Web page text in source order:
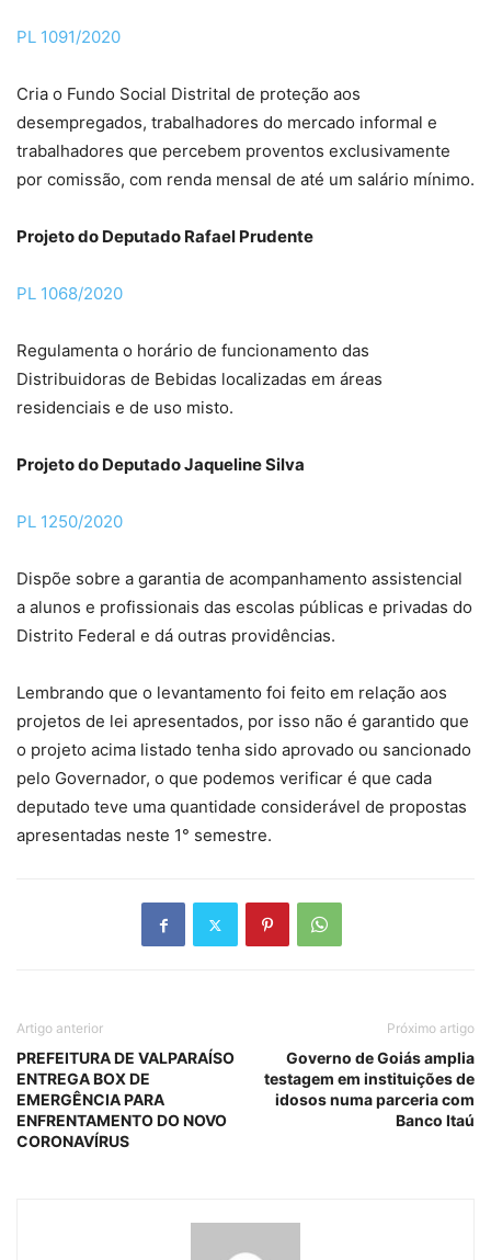
PL 1091/2020
Cria o Fundo Social Distrital de proteção aos
desempregados, trabalhadores do mercado informal e
trabalhadores que percebem proventos exclusivamente
por comissão, com renda mensal de até um salário mínimo.
Projeto do Deputado Rafael Prudente
PL 1068/2020
Regulamenta o horário de funcionamento das
Distribuidoras de Bebidas localizadas em áreas
residenciais e de uso misto.
Projeto do Deputado Jaqueline Silva
PL 1250/2020
Dispõe sobre a garantia de acompanhamento assistencial
a alunos e profissionais das escolas públicas e privadas do
Distrito Federal e dá outras providências.
Lembrando que o levantamento foi feito em relação aos
projetos de lei apresentados, por isso não é garantido que
o projeto acima listado tenha sido aprovado ou sancionado
pelo Governador, o que podemos verificar é que cada
deputado teve uma quantidade considerável de propostas
apresentadas neste 1° semestre.
Artigo anterior
PREFEITURA DE VALPARAÍSO
ENTREGA BOX DE
EMERGÊNCIA PARA
ENFRENTAMENTO DO NOVO
CORONAVÍRUS
Próximo artigo
Governo de Goiás amplia
testagem em instituições de
idosos numa parceria com
Banco Itaú